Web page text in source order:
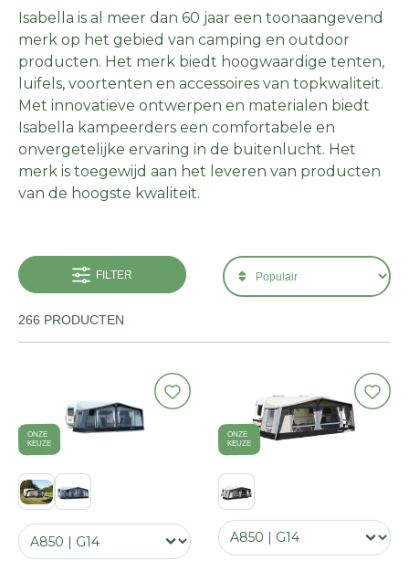
Isabella is al meer dan 60 jaar een toonaangevend
merk op het gebied van camping en outdoor
producten. Het merk biedt hoogwaardige tenten,
luifels, voortenten en accessoires van topkwaliteit.
Met innovatieve ontwerpen en materialen biedt
Isabella kampeerders een comfortabele en
onvergetelijke ervaring in de buitenlucht. Het
merk is toegewijd aan het leveren van producten
van de hoogste kwaliteit.
FILTER
266 PRODUCTEN
ONZE
KEUZE
ONZE
KEUZE